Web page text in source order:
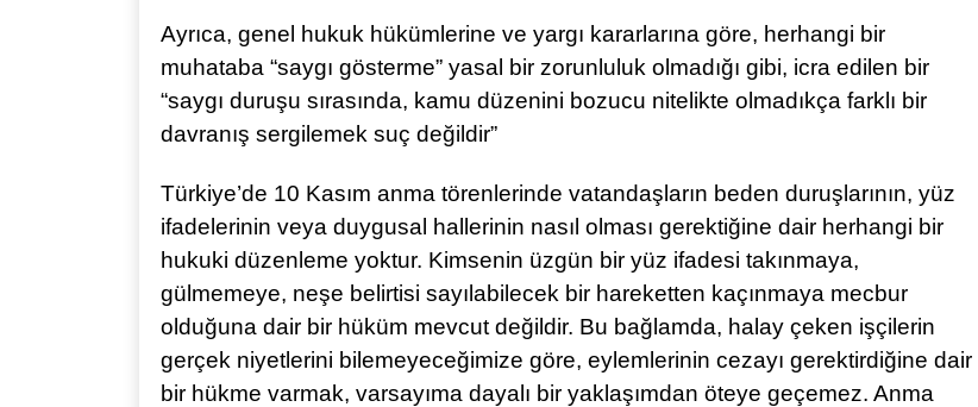
Ayrıca, genel hukuk hükümlerine ve yargı kararlarına göre, herhangi bir
muhataba “saygı gösterme” yasal bir zorunluluk olmadığı gibi, icra edilen bir
“saygı duruşu sırasında, kamu düzenini bozucu nitelikte olmadıkça farklı bir
davranış sergilemek suç değildir”
Türkiye’de 10 Kasım anma törenlerinde vatandaşların beden duruşlarının, yüz
ifadelerinin veya duygusal hallerinin nasıl olması gerektiğine dair herhangi bir
hukuki düzenleme yoktur. Kimsenin üzgün bir yüz ifadesi takınmaya,
gülmemeye, neşe belirtisi sayılabilecek bir hareketten kaçınmaya mecbur
olduğuna dair bir hüküm mevcut değildir. Bu bağlamda, halay çeken işçilerin
gerçek niyetlerini bilemeyeceğimize göre, eylemlerinin cezayı gerektirdiğine dair
bir hükme varmak, varsayıma dayalı bir yaklaşımdan öteye geçemez. Anma